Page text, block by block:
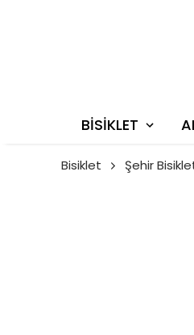
BİSİKLET
Bisiklet Şehir